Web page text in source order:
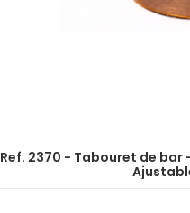
Ref. 2370 - Tabouret de bar